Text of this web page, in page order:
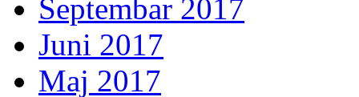
Septembar 2017
Juni 2017
Maj 2017